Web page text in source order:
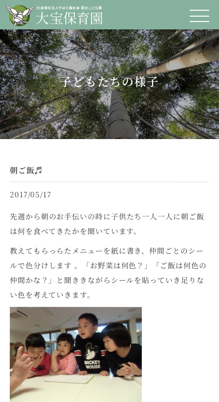
子どもたちの様子
朝ご飯♬
2017/05/17
先週から朝のお手伝いの時に子供たち一人一人に朝ご飯
は何を食べてきたかを聞いています。
教えてもらっらたメニューを紙に書き、仲間ごとのシー
ルで色分けします 。「お野菜は何色？」「ご飯は何色の
仲間かな？」と聞ききながらシールを貼っていき足りな
い色を考えていきます。